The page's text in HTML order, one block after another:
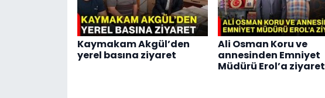
Kaymakam Akgül’den
yerel basına ziyaret
Ali Osman Koru ve
annesinden Emniyet
Müdürü Erol’a ziyaret